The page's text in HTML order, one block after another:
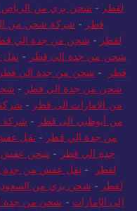
لقطر - شحن بري من الرياض
قطر - شركة شحن من
لقطر - شحن من جدة الي
شحن من جدة الي قطر -
قطر
- شحن من جدة الي قطر
شحن من جدة الي قطر -
من الامارات الى قطر -
من أبوظبي الى قطر - شركة
من جدة الي قطر - نقل
جدة الي قطر - شحن عفش
لقطر
- نقل عفش من جدة
لقطر - شحن بري من
إلى الإمارات - شحن من جدة